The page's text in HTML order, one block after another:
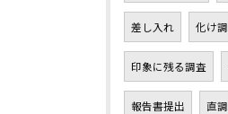
差し入れ 化け調
印象に残る調査
報告書提出 直調